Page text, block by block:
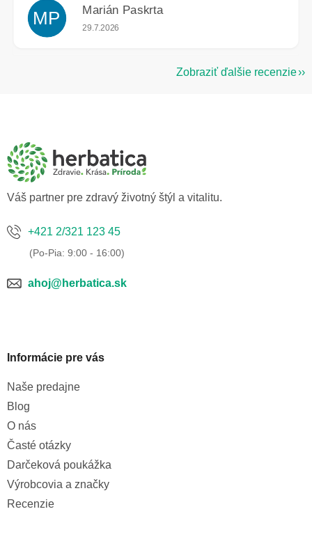
MP Marián Paskrta
Hodnotenie obchodu je 5 z 5 hviezdičiek.
29.7.2026
Zobraziť ďalšie recenzie
Váš partner pre zdravý životný štýl a vitalitu.
+421 2/321 123 45
ahoj@herbatica.sk
Informácie pre vás
Naše predajne
Blog
O nás
Časté otázky
Darčeková poukážka
Výrobcovia a značky
Recenzie